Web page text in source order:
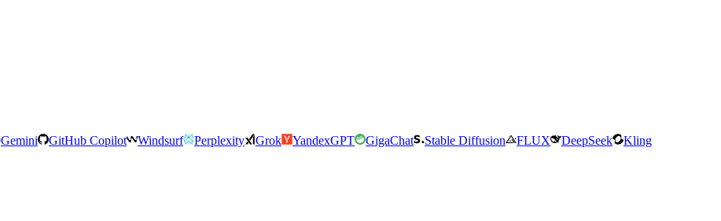
Gemini GitHub Copilot Windsurf Perplexity Grok YandexGPT GigaChat Stable Diffusion FLUX DeepSeek
Kling